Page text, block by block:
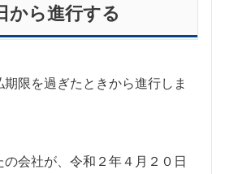
から進行する
限を過ぎたときから進行しま
会社が、令和２年４月２０日